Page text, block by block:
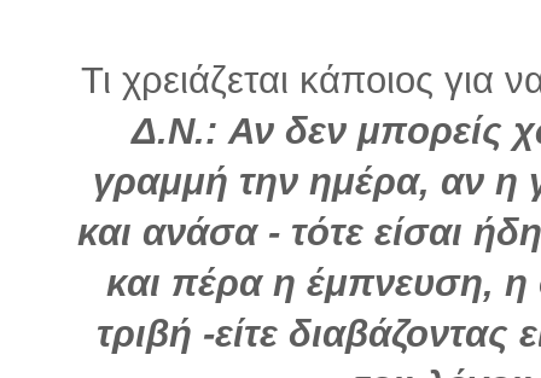
Τι χρειάζεται κάποιος για
Δ.Ν.: Αν δεν μπορείς
γραμμή την ημέρα, αν η
και ανάσα - τότε είσαι
και πέρα η έμπνευση, η
τριβή -είτε διαβάζοντας